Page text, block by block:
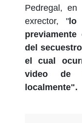
Pedregal, en
exrector, "lo
previamente
del
el cual
video de
localmente".